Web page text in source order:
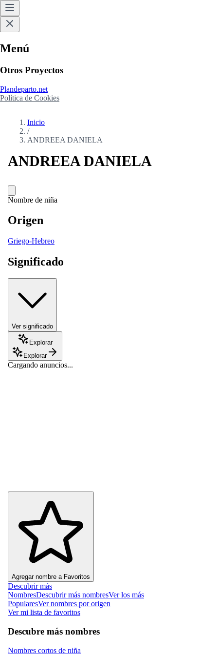
Menú
Otros Proyectos
Plandeparto.net
Política de Cookies
Inicio
/
ANDREEA DANIELA
ANDREEA DANIELA
Nombre de niña
Origen
Griego-Hebreo
Significado
Ver significado
Explorar
Explorar
Cargando anuncios...
Agregar nombre a Favoritos
Descubrir más
NombresDescubrir más nombresVer los más
PopularesVer nombres por origen
Ver mi lista de favoritos
Descubre más nombres
Nombres cortos de niña